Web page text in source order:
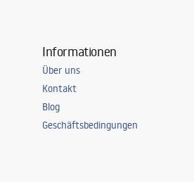
Informationen
Über uns
Kontakt
Blog
Geschäftsbedingungen